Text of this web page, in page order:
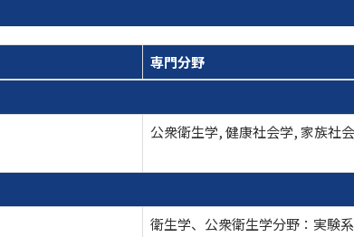
専門分野
公衆衛生学, 健康社会学, 家族社
衛生学、公衆衛生学分野：実験